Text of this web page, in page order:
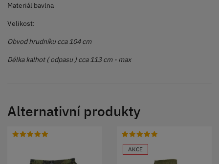
Materiál bavlna
Velikost:
Obvod hrudníku cca 104 cm
Délka kalhot ( odpasu ) cca 113 cm - max
Alternativní produkty
AKCE